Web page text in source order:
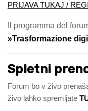
PRIJAVA TUKAJ /
Il programma del
»Trasformazione
Spletni
Forum bo v živo
živo lahko spremljate